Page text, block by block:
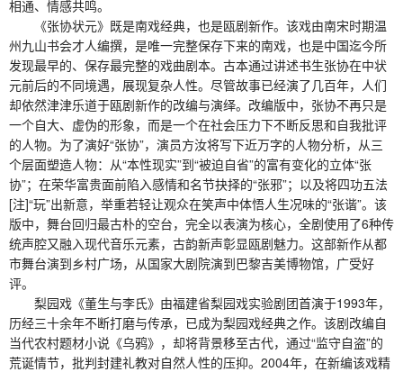
相通、情感共鸣。
《张协状元》既是南戏经典，也是瓯剧新作。该戏由南宋时期温
州九山书会才人编撰，是唯一完整保存下来的南戏，也是中国迄今所
发现最早的、保存最完整的戏曲剧本。古本通过讲述书生张协在中状
元前后的不同境遇，展现复杂人性。尽管故事已经演了几百年，人们
却依然津津乐道于瓯剧新作的改编与演绎。改编版中，张协不再只是
一个自大、虚伪的形象，而是一个在社会压力下不断反思和自我批评
的人物。为了演好“张协”，演员方汝将写下近万字的人物分析，从三
个层面塑造人物：从“本性现实”到“被迫自省”的富有变化的立体“张
协”；在荣华富贵面前陷入感情和名节抉择的“张邪”；以及将四功五法
[注]“玩”出新意，举重若轻让观众在笑声中体悟人生况味的“张谐”。该
版中，舞台回归最古朴的空台，完全以表演为核心，全剧使用了6种传
统声腔又融入现代音乐元素，古韵新声彰显瓯剧魅力。这部新作从都
市舞台演到乡村广场，从国家大剧院演到巴黎吉美博物馆，广受好
评。
梨园戏《董生与李氏》由福建省梨园戏实验剧团首演于1993年，
历经三十余年不断打磨与传承，已成为梨园戏经典之作。该剧改编自
当代农村题材小说《乌鸦》，却将背景移至古代，通过“监守自盗”的
荒诞情节，批判封建礼教对自然人性的压抑。2004年，在新编该戏精